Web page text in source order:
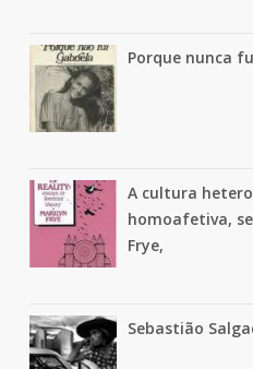
Porque nunca
A cultura
homoafetiva,
Frye,
Sebastião